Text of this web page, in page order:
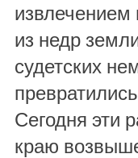
из недр
судетских
Сегодня эти
краю